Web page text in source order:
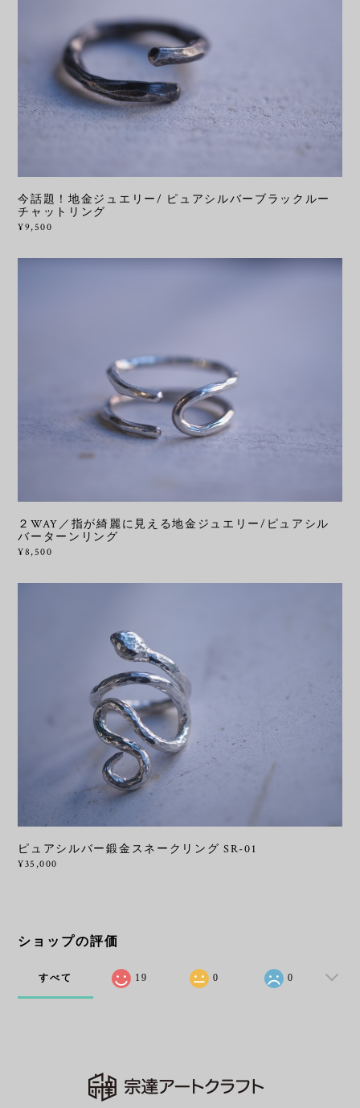
今話題！地金ジュエリー/ ピュアシルバーブラックルー
チャットリング
¥9,500
２WAY／指が綺麗に見える地金ジュエリー/ピュアシル
バーターンリング
¥8,500
ピュアシルバー鍛金スネークリング SR-01
¥35,000
ショップの評価
すべて 19 0 0